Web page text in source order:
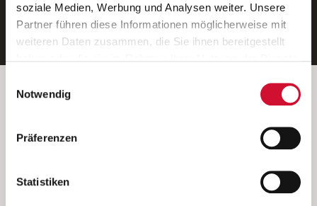
soziale Medien, Werbung und Analysen weiter. Unsere
Partner führen diese Informationen möglicherweise mit
weiteren Daten zusammen, die Sie ihnen bereitgestellt
Wenn Sie auf „Cookies zulassen“ klicken, so stimmen
Sie der Speicherung sämtlicher Cookies zu. Sie können
Ihre Einwilligung selbstverständlich jederzeit widerrufen,
indem Sie die Cookie-Einstellungen aufrufen und diese
unsererDatenschutzerklärung
Notwendig
Präferenzen
Statistiken
E-Mail-Adresse eintragen
Betreiber der Webseite
Kantstraße 45a
(Ein Tochterunternehmen des AWO Bezirksverbandes Unterfranken
e.V.)